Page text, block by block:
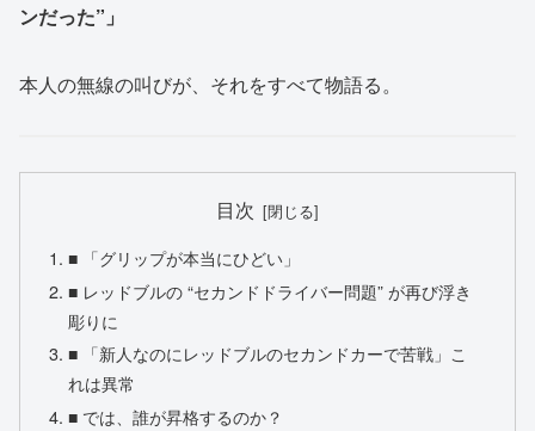
ンだった”」
本人の無線の叫びが、それをすべて物語る。
目次
■ 「グリップが本当にひどい」
■ レッドブルの “セカンドドライバー問題” が再び浮き
彫りに
■ 「新人なのにレッドブルのセカンドカーで苦戦」こ
れは異常
■ では、誰が昇格するのか？